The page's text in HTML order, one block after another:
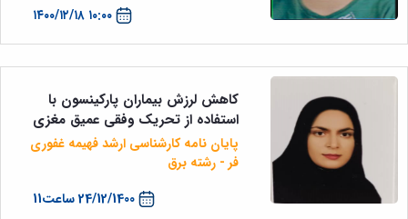
صنعت
کارآموزی
مراکز
مرتبط
بنیاد
ملی
نخبگان
شرکت
های
دانش
۱۰:۰۰ ۱۴۰۰/۱۲/۱۸
24/12/1400 ساعت11
کاهش لرزش بیماران پارکینسون با
استفاده از تحریک وفقی عمیق مغزی
پایان نامه کارشناسی ارشد فهیمه غفوری
فر - رشته برق